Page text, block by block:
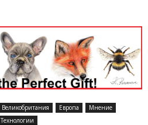
Великобритания Европа
Мнение
Технологии